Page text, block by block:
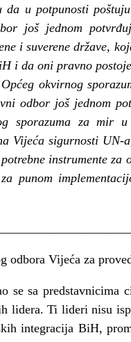
da u potpunosti
još jednom
i suverene države,
i da oni pravno
okvirnog
odbor još jednom
sporazuma za mir
Vijeća sigurnosti
instrumente
punom
Vijeća za
se sa
lidera. Ti lideri nisu
integracija BiH,